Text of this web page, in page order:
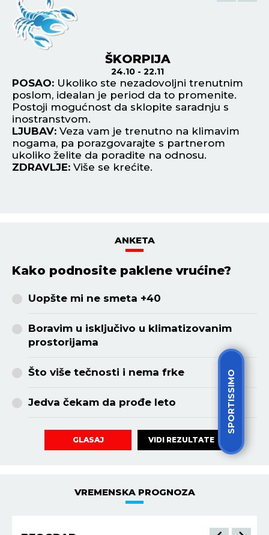
SPORTISSIMO
ŠKORPIJA
24.10 - 22.11
POSAO: Ukoliko ste nezadovoljni trenutnim
poslom, idealan je period da to promenite.
Postoji mogućnost da sklopite saradnju s
inostranstvom.
LJUBAV: Veza vam je trenutno na klimavim
nogama, pa porazgovarajte s partnerom
ukoliko želite da poradite na odnosu.
ZDRAVLJE: Više se krećite.
ANKETA
Kako podnosite paklene vrućine?
Uopšte mi ne smeta +40
Boravim u isključivo u klimatizovanim
prostorijama
Što više tečnosti i nema frke
Jedva čekam da prođe leto
GLASAJ VIDI REZULTATE
VREMENSKA PROGNOZA